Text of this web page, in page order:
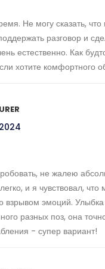
Не могу сказать,
разговор и
естественно. Как
хотите
не жалею
и я чувствовал,
взрывом эмоций.
разных поз, она
- супер вариант!